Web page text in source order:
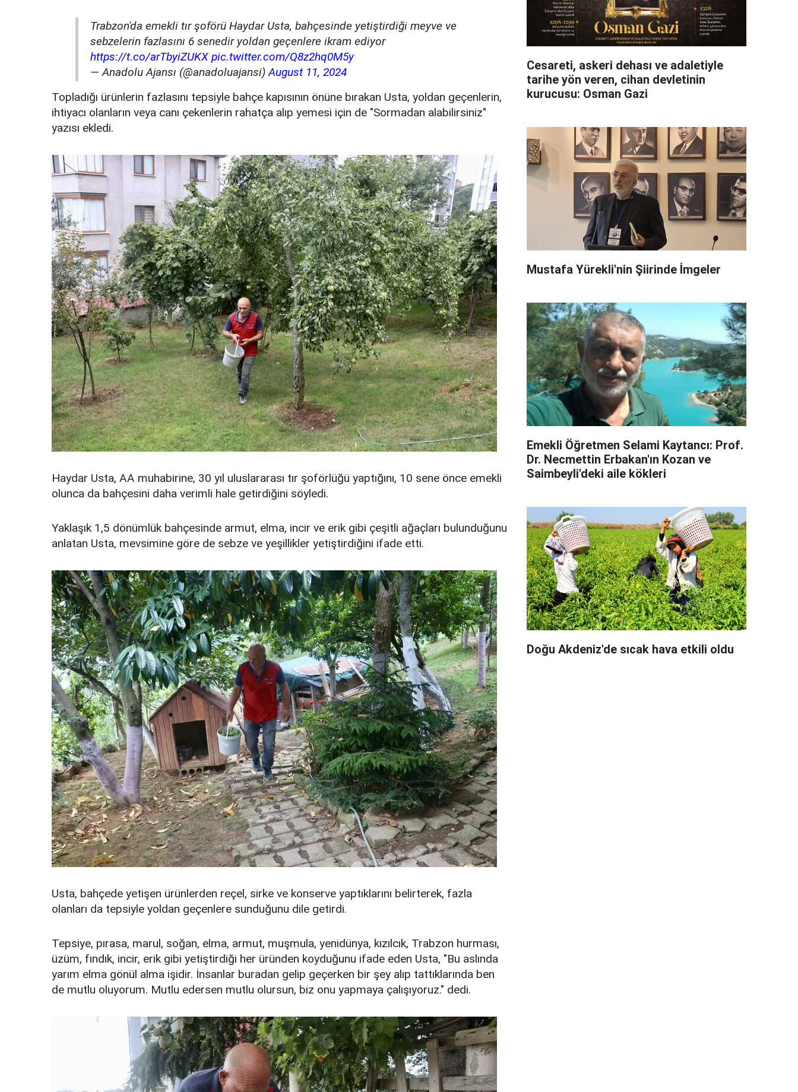
Trabzon'da emekli tır şoförü Haydar Usta, bahçesinde yetiştirdiği meyve ve
sebzelerin fazlasını 6 senedir yoldan geçenlere ikram ediyor
https://t.co/arTbyiZUKX pic.twitter.com/Q8z2hq0M5y
— Anadolu Ajansı (@anadoluajansi)August 11, 2024
Topladığı ürünlerin fazlasını tepsiyle bahçe kapısının önüne bırakan Usta, yoldan geçenlerin,
ihtiyacı olanların veya canı çekenlerin rahatça alıp yemesi için de "Sormadan alabilirsiniz"
yazısı ekledi.
Haydar Usta, AA muhabirine, 30 yıl uluslararası tır şoförlüğü yaptığını, 10 sene önce emekli
olunca da bahçesini daha verimli hale getirdiğini söyledi.
Yaklaşık 1,5 dönümlük bahçesinde armut, elma, incir ve erik gibi çeşitli ağaçları bulunduğunu
anlatan Usta, mevsimine göre de sebze ve yeşillikler yetiştirdiğini ifade etti.
Usta, bahçede yetişen ürünlerden reçel, sirke ve konserve yaptıklarını belirterek, fazla
olanları da tepsiyle yoldan geçenlere sunduğunu dile getirdi.
Tepsiye, pırasa, marul, soğan, elma, armut, muşmula, yenidünya, kızılcık, Trabzon hurması,
üzüm, fındık, incir, erik gibi yetiştirdiği her üründen koyduğunu ifade eden Usta, "Bu aslında
yarım elma gönül alma işidir. İnsanlar buradan gelip geçerken bir şey alıp tattıklarında ben
de mutlu oluyorum. Mutlu edersen mutlu olursun, biz onu yapmaya çalışıyoruz." dedi.
Cesareti, askeri dehası ve adaletiyle
tarihe yön veren, cihan devletinin
kurucusu: Osman Gazi
Mustafa Yürekli'nin Şiirinde İmgeler
Emekli Öğretmen Selami Kaytancı: Prof.
Dr. Necmettin Erbakan'ın Kozan ve
Saimbeyli'deki aile kökleri
Doğu Akdeniz'de sıcak hava etkili oldu